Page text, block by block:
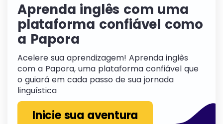
Aprenda inglês com uma
plataforma confiável como
a Papora
Acelere sua aprendizagem! Aprenda inglês
com a Papora, uma plataforma confiável que
o guiará em cada passo de sua jornada
linguística
Inicie sua aventura